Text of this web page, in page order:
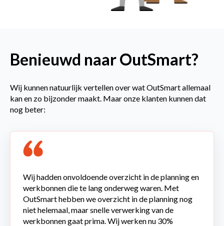
Benieuwd naar OutSmart?
Wij kunnen natuurlijk vertellen over wat OutSmart allemaal
kan en zo bijzonder maakt. Maar onze klanten kunnen dat
nog beter:
Wij hadden onvoldoende overzicht in de planning en
werkbonnen die te lang onderweg waren. Met
OutSmart hebben we overzicht in de planning nog
niet helemaal, maar snelle verwerking van de
werkbonnen gaat prima. Wij werken nu 30%